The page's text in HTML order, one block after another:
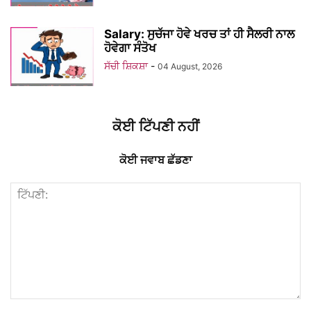
Salary: ਸੁਚੱਜਾ ਹੋਵੇ ਖਰਚ ਤਾਂ ਹੀ ਸੈਲਰੀ ਨਾਲ
ਹੋਵੇਗਾ ਸੰਤੋਖ
ਸੱਚੀ ਸ਼ਿਕਸ਼ਾ - 04 August, 2026
ਕੋਈ ਟਿੱਪਣੀ ਨਹੀਂ
ਕੋਈ ਜਵਾਬ ਛੱਡਣਾ